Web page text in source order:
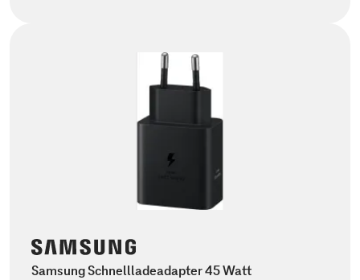
Samsung Schnellladeadapter 45 Watt